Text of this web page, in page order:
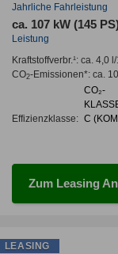
Jahrliche Fahrleistung
ca. 107 kW (145
Leistung
Kraftstoffverbr.¹: ca. 4,0
CO2-Emissionen*: ca.
Effizienzklasse:
CO₂-
C
Zum Leasing
LEASING